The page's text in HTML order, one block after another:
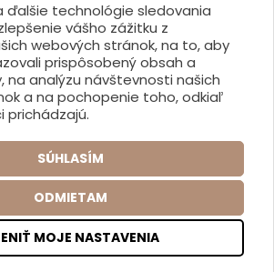
ďalšie technológie sledovania
vášho zážitku z
webových stránok, na to, aby
prispôsobený obsah a
na analýzu návštevnosti našich
a na pochopenie toho, odkiaľ
prichádzajú.
SÚHLASÍM
ODMIETAM
MOJE NASTAVENIA
227
podmienky
údajov (GDPR)
KURZY,tvorba web stránokby ABCDesign